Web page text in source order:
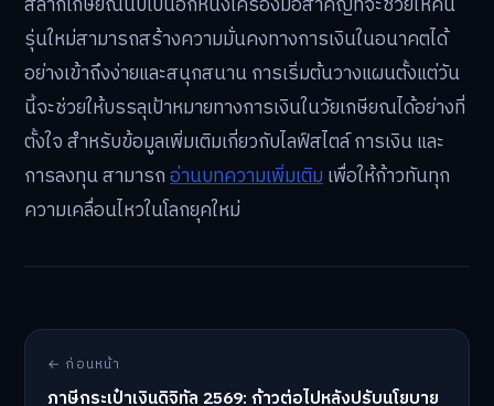
วางแผนการออม:กำหนดงบประมาณในการซื้อสลาก
แต่ละเดือนให้สอดคล้องกับแผนการเงินโดยรวม เช่น 500
หรือ 1,000 บาทต่อเดือน
มองการลุ้นรางวัลเป็นโบนัส:
ตั้งเป้าหมายหลักไปที่การ
สะสมเงินออมเพื่อการเกษียณ และมองว่าการถูกรางวัล
เป็นเพียงผลพลอยได้
อย่างเข้าถึงง่ายและสนุกสนาน การเริ่มต้นวางแผนตั้งแต่วัน
นี้จะช่วยให้บรรลุเป้าหมายทางการเงินในวัยเกษียณได้อย่างที่